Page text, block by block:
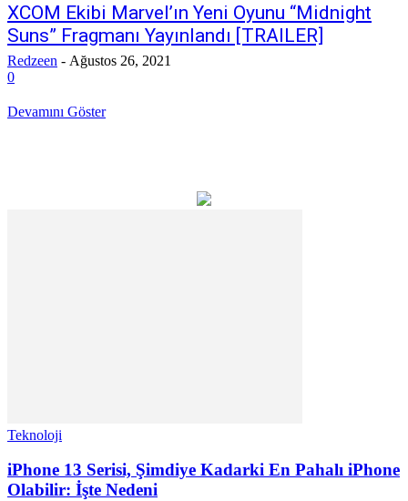
XCOM Ekibi Marvel’ın Yeni Oyunu “Midnight
Suns” Fragmanı Yayınlandı [TRAILER]
Redzeen - Ağustos 26, 2021
0
Devamını Göster
Teknoloji
iPhone 13 Serisi, Şimdiye Kadarki En Pahalı iPhone
Olabilir: İşte Nedeni